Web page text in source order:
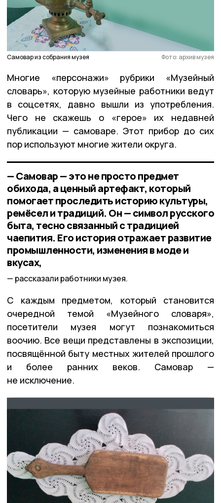
Самовар из собрания музея Фото: архив музея
Многие «персонажи» рубрики «Музейный
словарь», которую музейные работники ведут
в соцсетях, давно вышли из употребления.
Чего не скажешь о «герое» их недавней
публикации — самоваре. Этот прибор до сих
пор используют многие жители округа.
— Самовар — это не просто предмет
обихода, а ценный артефакт, который
помогает проследить историю культуры,
ремёсел и традиций. Он — символ русского
быта, тесно связанный с традицией
чаепития. Его история отражает развитие
промышленности, изменения в моде и
вкусах,
рассказали работники музея.
С каждым предметом, который становится
очередной темой «Музейного словаря»,
посетители музея могут познакомиться
воочию. Все вещи представлены в экспозиции,
посвящённой быту местных жителей прошлого
и более ранних веков. Самовар —
не исключение.